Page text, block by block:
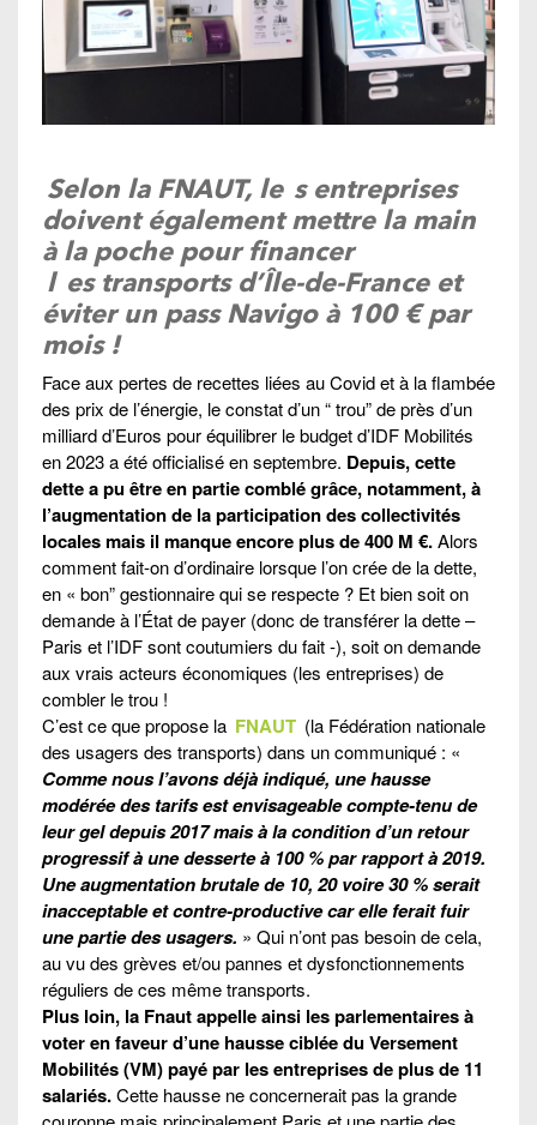
Selon la FNAUT, le s entreprises
doivent également mettre la main
à la poche pourfinancer
l es transports d’Île-de-France et
éviter un pass Navigo à 100 € par
mois !
Face aux pertes de recettes liées au Covid et à la flambée
des prix de l’énergie, le constat d’un “ trou” de près d’un
milliard d’Euros pour équilibrer le budget d’IDF Mobilités
en 2023 a été officialisé en septembre. Depuis, cette
dette a pu être en partie comblé grâce, notamment, à
l’augmentation de la participation des collectivités
locales mais il manque encore plus de 400 M €.Alors
comment fait-on d’ordinaire lorsque l’on crée de la dette,
en « bon” gestionnaire qui se respecte ? Et bien soit on
demande à l’État de payer (donc de transférer la dette –
Paris et l’IDF sont coutumiers du fait -), soit on demande
aux vrais acteurs économiques (les entreprises) de
combler le trou !
C’est ce que propose la FNAUT (la Fédération nationale
des usagers des transports) dans un communiqué : «
Comme nous l’avons déjà indiqué, une hausse
modérée des tarifs est envisageable compte-tenu de
leur gel depuis 2017 mais à la condition d’un retour
progressif à une desserte à 100 % par rapport à 2019.
Une augmentation brutale de 10, 20 voire 30 % serait
inacceptable et contre-productive car elle ferait fuir
une partie des usagers. » Qui n’ont pas besoin de cela,
au vu des grèves et/ou pannes et dysfonctionnements
réguliers de ces même transports.
Plus loin, la Fnaut appelle ainsi les parlementaires à
voter en faveur d’une hausse ciblée du Versement
Mobilités (VM) payé par les entreprises de plus de 11
salariés.Cette hausse ne concernerait pas la grande